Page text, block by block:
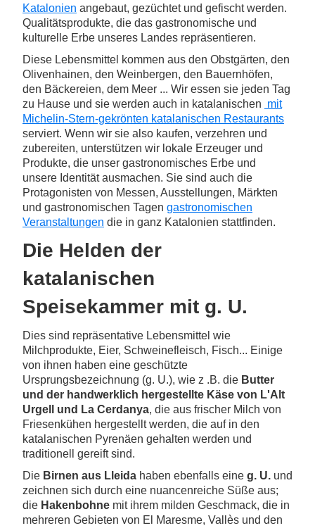
Katalonien angebaut, gezüchtet und gefischt werden.
Qualitätsprodukte, die das gastronomische und
kulturelle Erbe unseres Landes repräsentieren.
Diese Lebensmittel kommen aus den Obstgärten, den
Olivenhainen, den Weinbergen, den Bauernhöfen,
den Bäckereien, dem Meer ... Wir essen sie jeden Tag
zu Hause und sie werden auch in katalanischen mit
Michelin-Stern-gekrönten katalanischen Restaurants
serviert. Wenn wir sie also kaufen, verzehren und
zubereiten, unterstützen wir lokale Erzeuger und
Produkte, die unser gastronomisches Erbe und
unsere Identität ausmachen. Sie sind auch die
Protagonisten von Messen, Ausstellungen, Märkten
und gastronomischen Tagen gastronomischen
Veranstaltungen die in ganz Katalonien stattfinden.
Die Helden der
katalanischen
Speisekammer mit g. U.
Dies sind repräsentative Lebensmittel wie
Milchprodukte, Eier, Schweinefleisch, Fisch... Einige
von ihnen haben eine geschützte
Ursprungsbezeichnung (g. U.), wie z .B. die Butter
und der handwerklich hergestellte Käse von L'Alt
Urgell
und La Cerdanya, die aus frischer Milch von
Friesenkühen hergestellt werden, die auf in den
katalanischen Pyrenäen gehalten werden und
traditionell gereift sind.
Die Birnen aus Lleida haben ebenfalls eine g. U. und
zeichnen sich durch eine nuancenreiche Süße aus;
die Hakenbohne mit ihrem milden Geschmack, die in
mehreren Gebieten von El Maresme, Vallès und den